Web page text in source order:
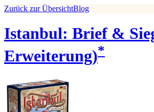
Zurück zur ÜbersichtBlog
Istanbul: Brief &
Erweiterung)*